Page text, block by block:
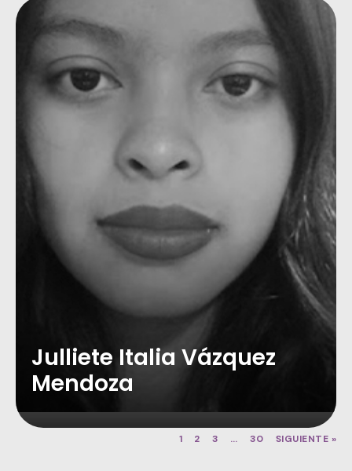
Julliete Italia Vázquez
Mendoza
1 2 3 … 30 SIGUIENTE »